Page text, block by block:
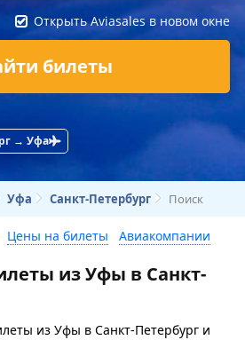
Открыть Aviasales в новом окне
билеты
→ Уфа
Уфа Санкт-Петербург Поиск
Цены на билеты Авиакомпании
из Уфы в Санкт-
из Уфы в Санкт-Петербург и